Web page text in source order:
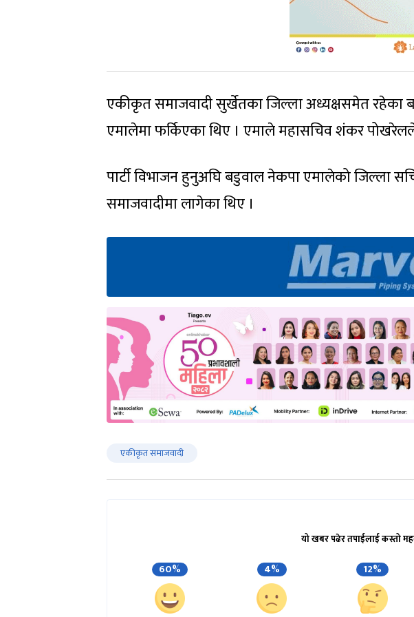
एकीकृत समाजवादी सुर्खेतका जिल्ला अध्यक्षसमेत रहेका
एमालेमा फर्किएका थिए । एमाले महासचिव शंकर पोखरेलले
पार्टी विभाजन हुनुअघि बडुवाल नेकपा एमालेको जिल्ला
समाजवादीमा लागेका थिए ।
एकीकृत समाजवादी
यो खबर पढेर तपाईलाई कस्तो
60% 4% 12%